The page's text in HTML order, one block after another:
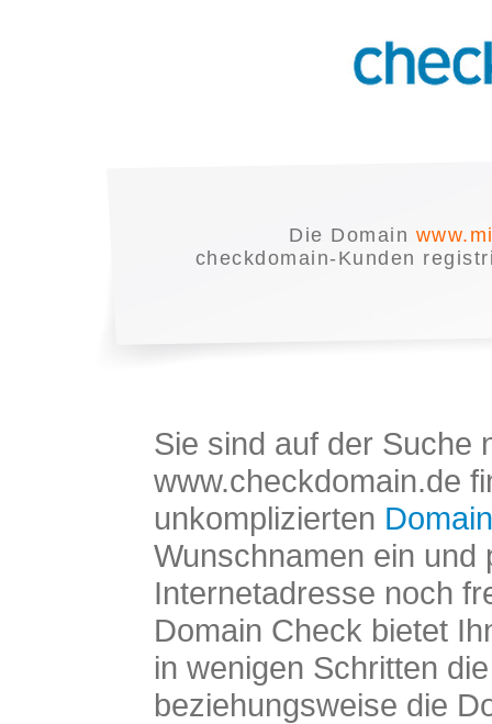
Die Domain
checkdomain-Kunden
Sie sind auf der Suche
www.checkdomain.de
unkomplizierten
Wunschnamen ein und
Internetadresse noch
Domain Check bietet
in wenigen Schritten
beziehungsweise die